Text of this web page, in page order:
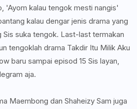
'Ayom kalau tengok mesti nangis'
kalau dengar jenis drama yang
suka tengok. Last-last termakan
tengoklah drama Takdir Itu Milik Aku
baru sampai episod 15 Sis layan,
aja.
Maembong dan Shaheizy Sam juga